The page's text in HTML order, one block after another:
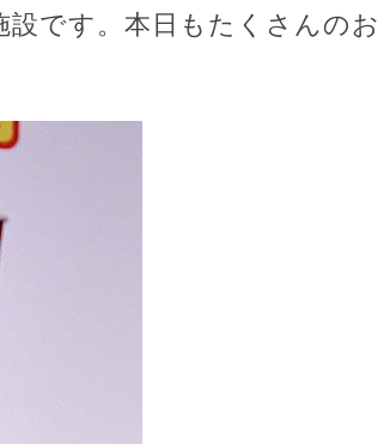
です。本日もたくさんのお